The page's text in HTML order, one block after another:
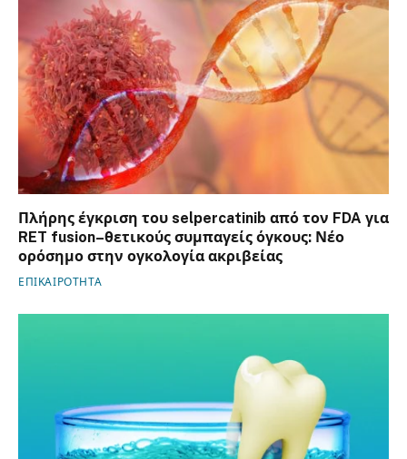
Πλήρης έγκριση του selpercatinib από τον FDA για
RET fusion–θετικούς συμπαγείς όγκους: Νέο
ορόσημο στην ογκολογία ακριβείας
ΕΠΙΚΑΙΡΟΤΗΤΑ